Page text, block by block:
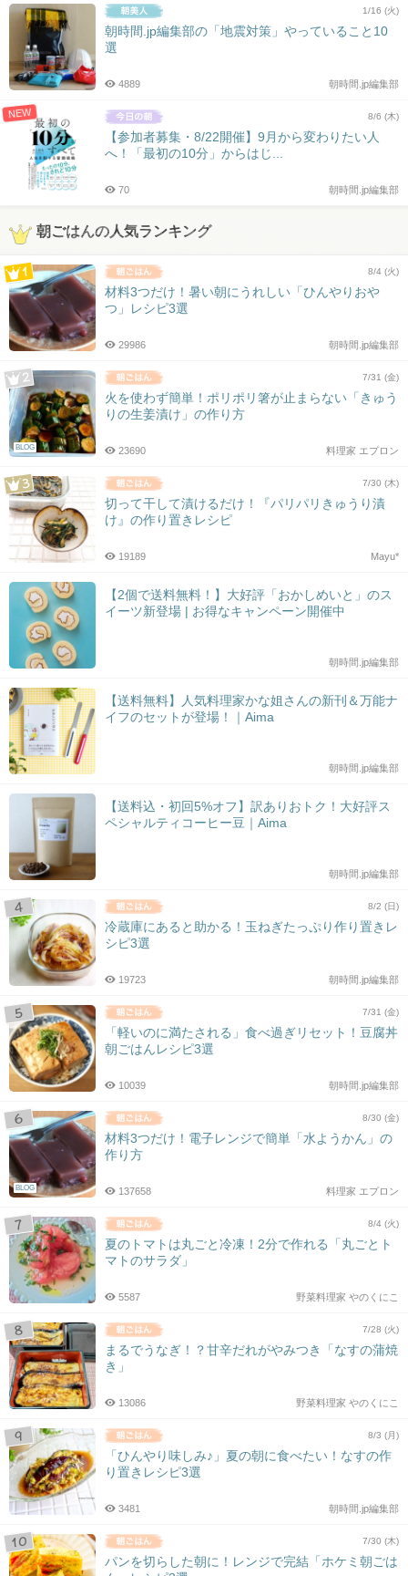
1/16 (火)
朝時間.jp編集部の「地震対策」やっていること10
選
朝時間.jp編集部
4889
NEW 8/6 (木)
【参加者募集・8/22開催】9月から変わりたい人
へ！「最初の10分」からはじ...
朝時間.jp編集部
70
朝ごはんの人気ランキング
8/4 (火)
材料3つだけ！暑い朝にうれしい「ひんやりおや
つ」レシピ3選
朝時間.jp編集部
29986
BLOG
7/31 (金)
火を使わず簡単！ポリポリ箸が止まらない「きゅう
りの生姜漬け」の作り方
料理家 エプロン
23690
7/30 (木)
切って干して漬けるだけ！『パリパリきゅうり漬
け』の作り置きレシピ
Mayu*
19189
【2個で送料無料！】大好評「おかしめいと」のス
イーツ新登場 | お得なキャンペーン開催中
朝時間.jp編集部
【送料無料】人気料理家かな姐さんの新刊＆万能ナ
イフのセットが登場！｜Aima
朝時間.jp編集部
【送料込・初回5%オフ】訳ありおトク！大好評ス
ペシャルティコーヒー豆｜Aima
朝時間.jp編集部
8/2 (日)
冷蔵庫にあると助かる！玉ねぎたっぷり作り置きレ
シピ3選
朝時間.jp編集部
19723
7/31 (金)
「軽いのに満たされる」食べ過ぎリセット！豆腐丼
朝ごはんレシピ3選
朝時間.jp編集部
10039
BLOG
8/30 (金)
材料3つだけ！電子レンジで簡単「水ようかん」の
作り方
料理家 エプロン
137658
8/4 (火)
夏のトマトは丸ごと冷凍！2分で作れる「丸ごとト
マトのサラダ」
野菜料理家 やのくにこ
5587
7/28 (火)
まるでうなぎ！？甘辛だれがやみつき「なすの蒲焼
き」
野菜料理家 やのくにこ
13086
8/3 (月)
「ひんやり味しみ♪」夏の朝に食べたい！なすの作
り置きレシピ3選
朝時間.jp編集部
3481
7/30 (木)
パンを切らした朝に！レンジで完結「ホケミ朝ごは